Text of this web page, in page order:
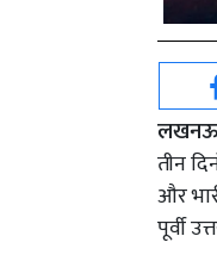
तीन
और
पूर्वी